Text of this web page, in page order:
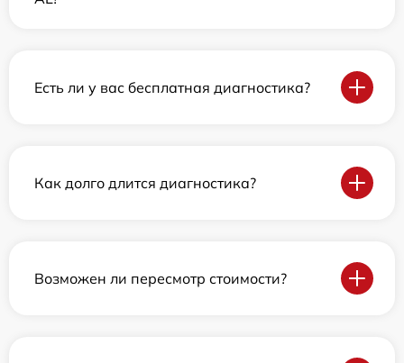
Есть ли у вас бесплатная диагностика?
Как долго длится диагностика?
Возможен ли пересмотр стоимости?